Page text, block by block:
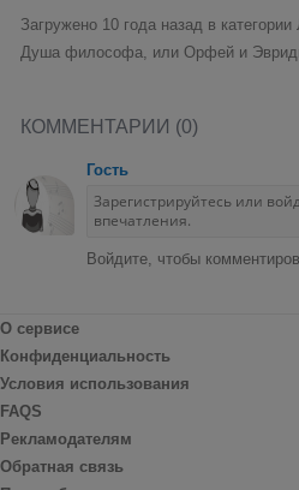
Загружено 10 года назад в категории
Душа философа, или Орфей и
КОММЕНТАРИИ (0)
Гость
Войдите, чтобы
О сервисе
Конфиденциальность
Условия использования
FAQS
Рекламодателям
Обратная связь